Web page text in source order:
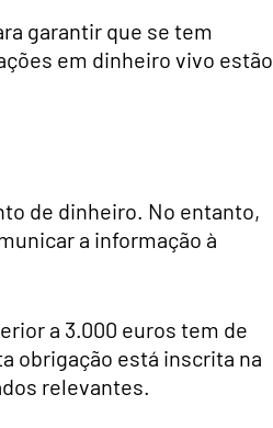
garantir que se tem
em dinheiro vivo estão
de dinheiro. No entanto,
a informação à
a 3.000 euros tem de
obrigação está inscrita na
relevantes.